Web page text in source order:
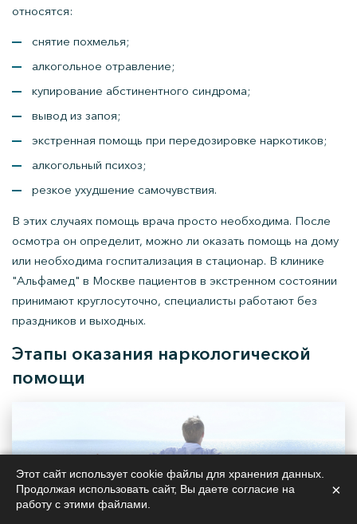
относятся:
снятие похмелья;
алкогольное отравление;
купирование абстинентного синдрома;
вывод из запоя;
экстренная помощь при передозировке наркотиков;
алкогольный психоз;
резкое ухудшение самочувствия.
В этих случаях помощь врача просто необходима. После
осмотра он определит, можно ли оказать помощь на дому
или необходима госпитализация в стационар. В клинике
"Альфамед" в Москве пациентов в экстренном состоянии
принимают круглосуточно, специалисты работают без
праздников и выходных.
Этапы оказания наркологической
помощи
Для того, чтобы быстро облегчить состояние больного, не
Этот сайт использует cookie файлы для хранения данных.
Продолжая использовать сайт, Вы даете согласие на
работу с этими файлами.
×